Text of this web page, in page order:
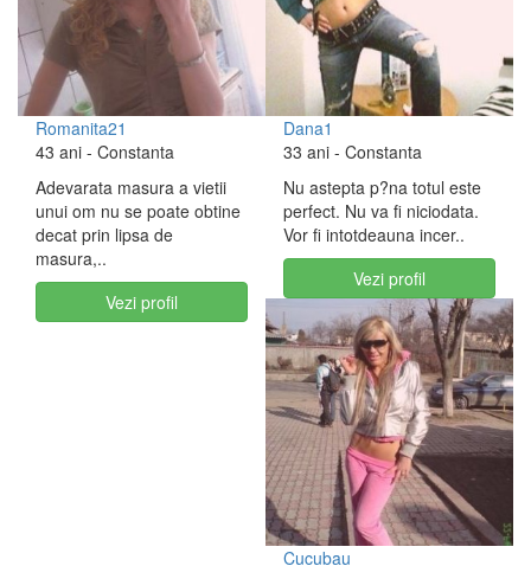
Romanita21
43 ani - Constanta
Adevarata masura a vietii
unui om nu se poate obtine
decat prin lipsa de
masura,..
Vezi profil
Dana1
33 ani - Constanta
Nu astepta p?na totul este
perfect. Nu va fi niciodata.
Vor fi intotdeauna incer..
Vezi profil
Cucubau